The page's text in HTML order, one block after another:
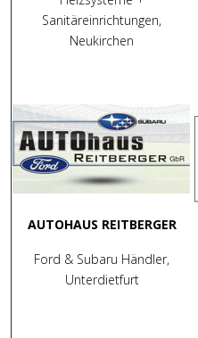
Sanitäreinrichtungen,
Neukirchen
AUTOHAUS REITBERGER
Ford & Subaru Händler,
Unterdietfurt